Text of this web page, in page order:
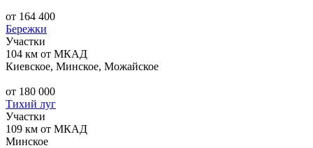
от 164 400
Бережки
Участки
104 км от МКАД
Киевское, Минское, Можайское
от 180 000
Тихий луг
Участки
109 км от МКАД
Минское